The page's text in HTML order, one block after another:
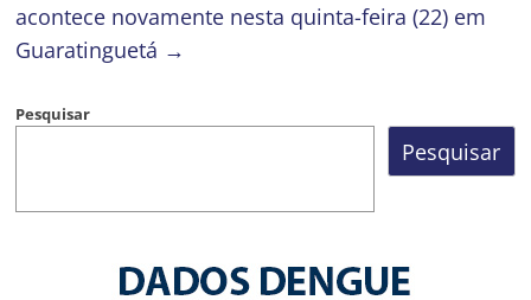
acontece novamente nesta quinta-feira (22) em
Guaratinguetá →
Pesquisar
Pesquisar